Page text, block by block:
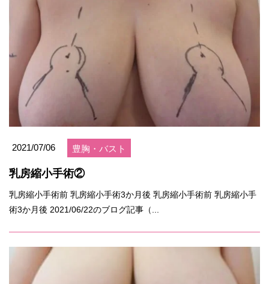
2021/07/06 豊胸・バスト
乳房縮小手術②
乳房縮小手術前 乳房縮小手術3か月後 乳房縮小手術前 乳房縮小手
術3か月後 2021/06/22のブログ記事（...